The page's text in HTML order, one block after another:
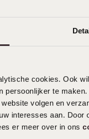
cookies. Ook
persoonlijker te
volgen en
interesses aan. Door
er meer over in ons